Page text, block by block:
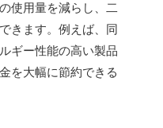
使用量を減らし、二
きます。例えば、同
ギー性能の高い製品
を大幅に節約できる